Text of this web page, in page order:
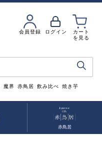
会員登録 ログイン
カート
を見る
魔界 赤鳥居 飲み比べ 焼き芋
赤鳥居